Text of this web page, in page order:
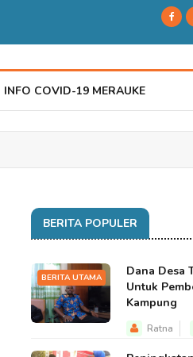
INFO COVID-19 MERAUKE
BERITA POPULER
BERITA UTAMA
Dana Desa
Untuk
Kampung
Ratna